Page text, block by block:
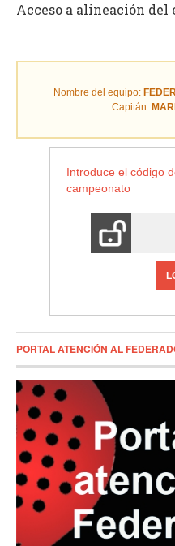
Acceso a alineación del
Nombre del equipo:
Capitán:
Introduce el código
campeonato
PORTAL ATENCIÓN AL